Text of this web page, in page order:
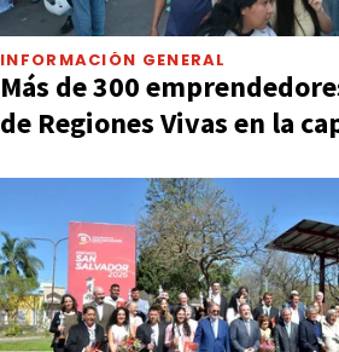
INFORMACIÓN GENERAL
Más de 300
de Regiones Vivas en la